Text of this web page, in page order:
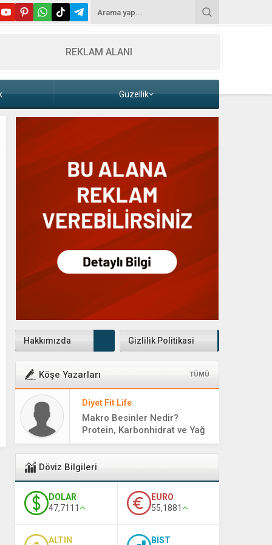
REKLAM ALANI
Güzellik
Hakkımızda Gizlilik Politikasi
Köşe Yazarları TÜMÜ
Diyet Fit Life
Makro Besinler Nedir?
Protein, Karbonhidrat ve Yağ
Rehberi
Döviz Bilgileri
DOLAR
47,7111
EURO
55,1881
ALTIN
BİST